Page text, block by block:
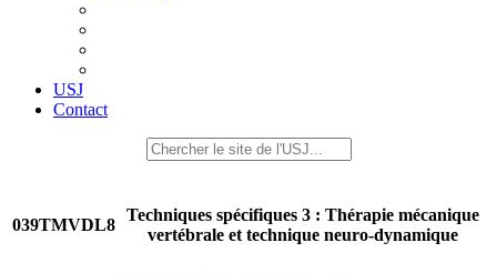
USJ
Contact
039TMVDL8
Techniques spécifiques 3 : Thérapie mécanique
vertébrale et technique neuro-dynamique